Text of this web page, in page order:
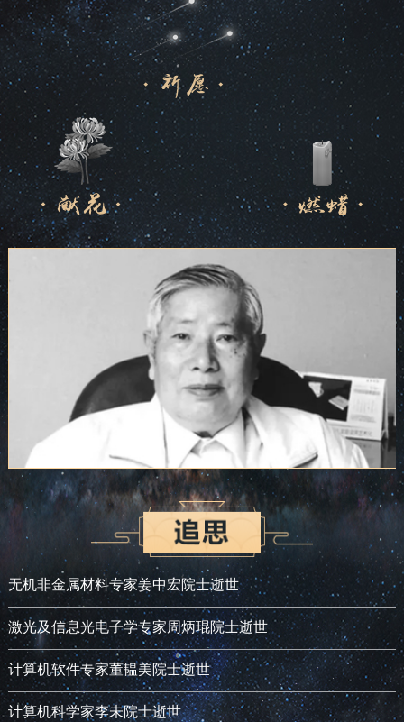
无机非金属材料专家姜中宏院士逝世
激光及信息光电子学专家周炳琨院士逝世
计算机软件专家董韫美院士逝世
计算机科学家李未院士逝世